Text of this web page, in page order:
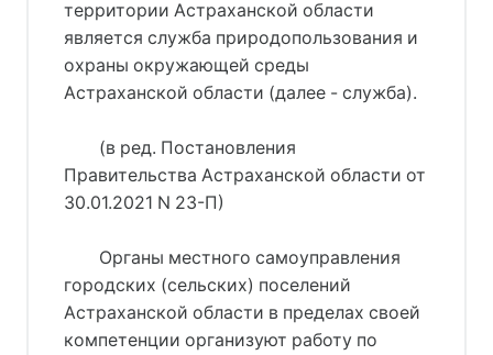
территории Астраханской области
является служба природопользования и
охраны окружающей среды
Астраханской области (далее - служба).
(в ред. Постановления
Правительства Астраханской области от
30.01.2021 N 23-П)
Органы местного самоуправления
городских (сельских) поселений
Астраханской области в пределах своей
компетенции организуют работу по